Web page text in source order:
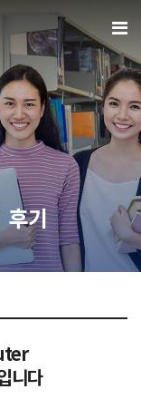
후기
니다